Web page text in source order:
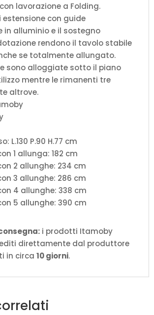
lavorazione a Folding.
estensione con guide
in alluminio e il sostegno
rendono il tavolo stabile
se totalmente allungato.
sono alloggiate sotto il piano
mentre le rimanenti tre
altrove.
L.130 P.90 H.77 cm
1 allunga: 182 cm
2 allunghe: 234 cm
3 allunghe: 286 cm
4 allunghe: 338 cm
5 allunghe: 390 cm
i prodotti Itamoby
direttamente dal produttore
in circa 10 giorni.